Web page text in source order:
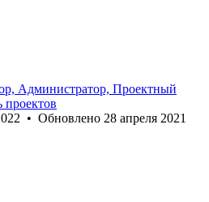
Администратор, Проектный
проектов
• Обновлено 28 апреля 2021